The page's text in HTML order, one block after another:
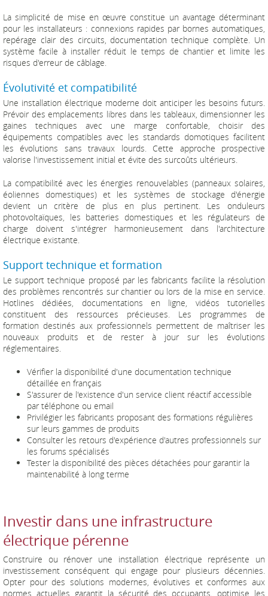
La simplicité de mise en œuvre constitue un avantage déterminant
pour les installateurs : connexions rapides par bornes automatiques,
repérage clair des circuits, documentation technique complète. Un
système facile à installer réduit le temps de chantier et limite les
risques d'erreur de câblage.
Évolutivité et compatibilité
Une installation électrique moderne doit anticiper les besoins futurs.
Prévoir des emplacements libres dans les tableaux, dimensionner les
gaines techniques avec une marge confortable, choisir des
équipements compatibles avec les standards domotiques facilitent
les évolutions sans travaux lourds. Cette approche prospective
valorise l'investissement initial et évite des surcoûts ultérieurs.
La compatibilité avec les énergies renouvelables (panneaux solaires,
éoliennes domestiques) et les systèmes de stockage d'énergie
devient un critère de plus en plus pertinent. Les onduleurs
photovoltaïques, les batteries domestiques et les régulateurs de
charge doivent s'intégrer harmonieusement dans l'architecture
électrique existante.
Support technique et formation
Le support technique proposé par les fabricants facilite la résolution
des problèmes rencontrés sur chantier ou lors de la mise en service.
Hotlines dédiées, documentations en ligne, vidéos tutorielles
constituent des ressources précieuses. Les programmes de
formation destinés aux professionnels permettent de maîtriser les
nouveaux produits et de rester à jour sur les évolutions
réglementaires.
Vérifier la disponibilité d'une documentation technique
détaillée en français
S'assurer de l'existence d'un service client réactif accessible
par téléphone ou email
Privilégier les fabricants proposant des formations régulières
sur leurs gammes de produits
Consulter les retours d'expérience d'autres professionnels sur
les forums spécialisés
Tester la disponibilité des pièces détachées pour garantir la
maintenabilité à long terme
Investir dans une infrastructure
électrique pérenne
Construire ou rénover une installation électrique représente un
investissement conséquent qui engage pour plusieurs décennies.
Opter pour des solutions modernes, évolutives et conformes aux
normes actuelles garantit la sécurité des occupants, optimise les